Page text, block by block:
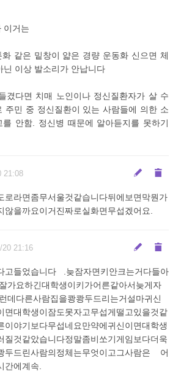
이거는
같은 밑창이 얇은 경량 운동화 신으면 체
닌 이상 발소리가 안납니다
겼다면 치매 노인이나 정신질환자가 살 수
주민 중 정신질환이 있는 사람들에 의한 소
를 안함. 정신병 때문에 알아듣지를 못하기
21:08
로라면좀무서울것같습니다뒤에보면막뭔가
않을까요이거진짜로실화면무섭겠어요.
20 21:16
고들었습니다 .늦잠자면키안크는거다들아
가요하긴대학생이키가어른같아서늦게자
데다른사람집을쾅쾅두드리는거설마귀신
면대학생이잠도못자고무섭게떨고있을것같
이야기보다무섭네요만약에귀신이면대학생
질것같았습니다정말좀비쏘기게임보다더욱
두드린사람의정체는무엇이고그사람은 어
간에계속.